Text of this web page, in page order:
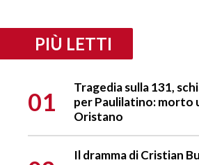
PIÙ LETTI
01
Tragedia sulla 131,
per Paulilatino: morto
Oristano
Il dramma di Cristian